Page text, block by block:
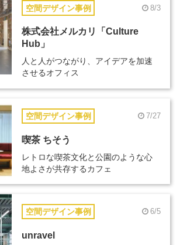
空間デザイン事例 8/3
株式会社メルカリ「Culture
Hub」
人と人がつながり、アイデアを加速
させるオフィス
空間デザイン事例 7/27
喫茶 ちそう
レトロな喫茶文化と公園のような心
地よさが共存するカフェ
空間デザイン事例 6/5
unravel